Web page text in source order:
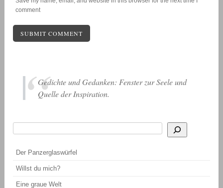
comment
Gedichte und Gedanken: Fenster zur Seele und
Quelle der Inspiration.
Der Panzerglaswürfel
Willst du mich?
Eine graue Welt